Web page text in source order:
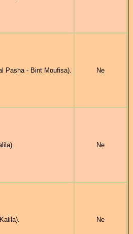
Pasha - Bint Moufisa). Ne
Ne
Ne